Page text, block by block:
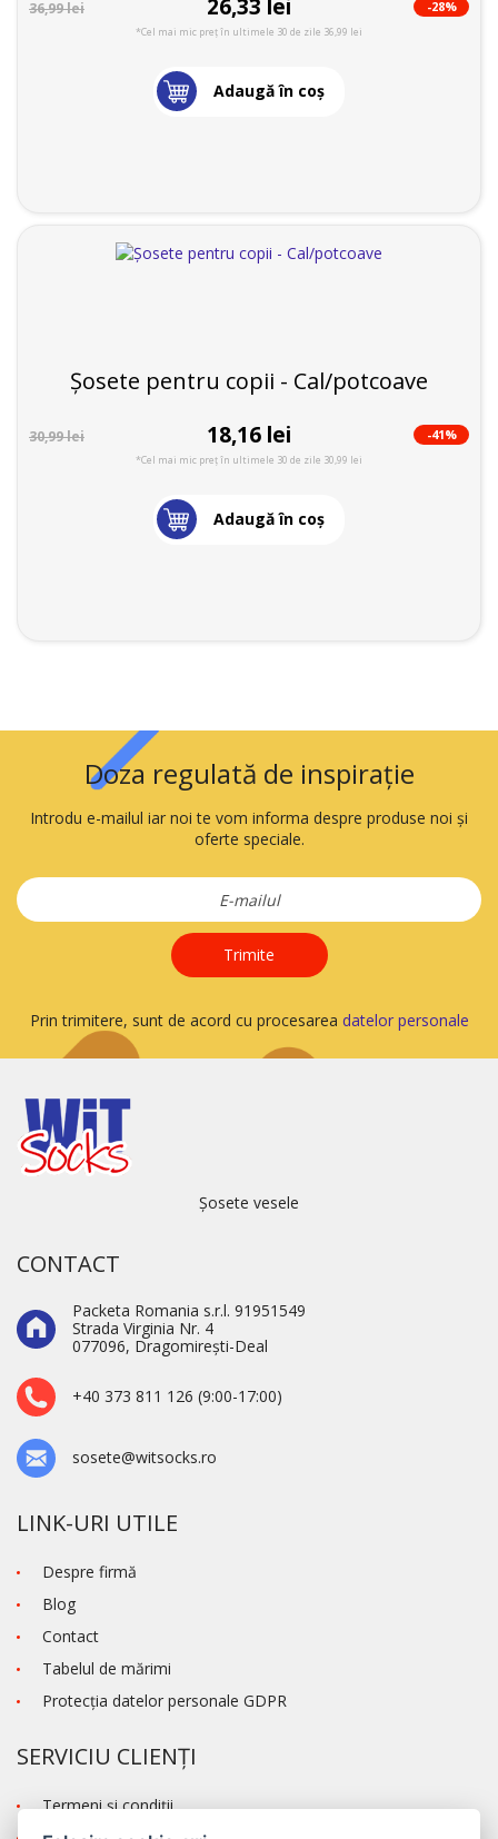
36,99 lei 26,33 lei -28%
*Cel mai mic preț în ultimele 30 de zile 36,99 lei
Adaugă în coş
Șosete pentru copii - Cal/potcoave
30,99 lei 18,16 lei -41%
*Cel mai mic preț în ultimele 30 de zile 30,99 lei
Adaugă în coş
Doza regulată de inspirație
Introdu e-mailul iar noi te vom informa despre produse noi și
oferte speciale.
Trimite
Prin trimitere, sunt de acord cu procesarea datelor personale
Șosete vesele
CONTACT
Packeta Romania s.r.l. 91951549
Strada Virginia Nr. 4
077096, Dragomirești-Deal
+40 373 811 126 (9:00-17:00)
sosete@witsocks.ro
LINK-URI UTILE
Despre firmă
Blog
Contact
Tabelul de mărimi
Protecţia datelor personale GDPR
SERVICIU CLIENȚI
Termeni şi condiţii